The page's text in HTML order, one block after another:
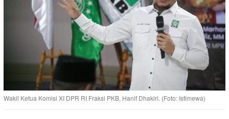
Wakil Ketua Komisi XI DPR RI Fraksi PKB, Hanif Dhakiri. (Foto: Istimewa)